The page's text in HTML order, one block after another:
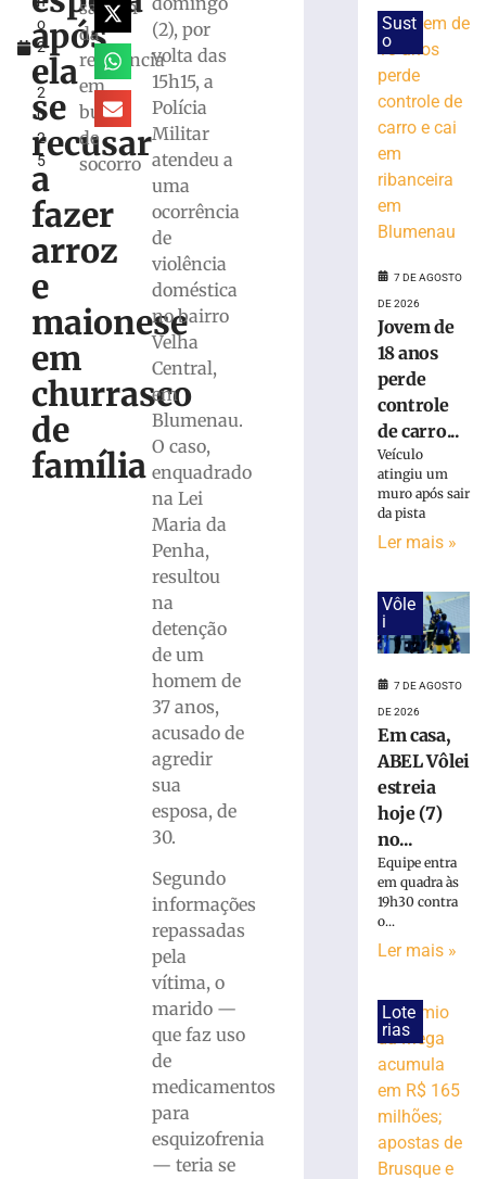
o
2
,
2
0
2
5
após
ela
se
recusar
a
fazer
arroz
e
maionese
em
churrasco
de
família
saíram
da
residência
em
busca
de
socorro
(2), por
volta das
15h15, a
Polícia
Militar
atendeu a
uma
ocorrência
de
violência
doméstica
no bairro
Velha
Central,
em
Blumenau.
O caso,
enquadrado
na Lei
Maria da
Penha,
resultou
na
detenção
de um
homem de
37 anos,
acusado de
agredir
sua
esposa, de
30.
Segundo
informações
repassadas
pela
vítima, o
marido —
que faz uso
de
medicamentos
para
esquizofrenia
— teria se
parcialmente
submerso
mangue
prende
mulher
suspeita
tráfico
pessoas
exploração
Motociclista
traseira
ônibus
durante
desembarque
Sust
o
7 DE AGOSTO
DE 2026
Jovem de
18 anos
perde
controle
de carro...
Veículo
atingiu um
muro após sair
da pista
Ler mais »
Vôle
i
7 DE AGOSTO
DE 2026
Em casa,
ABEL Vôlei
estreia
hoje (7)
no...
Equipe entra
em quadra às
19h30 contra
o...
Ler mais »
Lote
rias